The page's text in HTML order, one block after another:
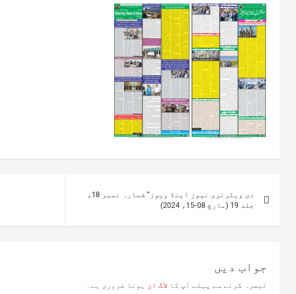
کی
نیویگیشن
دی ویٹرنری نیوز اینڈ ویوز” شمارہ نمبر 18،
جلد 19 (مارچ 08-15، 2024)
جواب دیں
تبصرہ کرنے سے پہلے آپ کا لاگ ان ہونا ضروری ہے۔